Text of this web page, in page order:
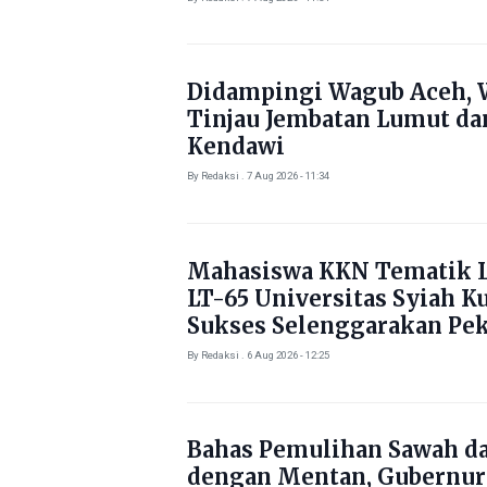
Didampingi Wagub Aceh,
Tinjau Jembatan Lumut
Kendawi
By Redaksi . 7 Aug 2026 - 11:34
Mahasiswa KKN Tematik
LT-65 Universitas Syiah
Sukses Selenggarakan
Literasi di Gampong
By Redaksi . 6 Aug 2026 - 12:25
Bahas Pemulihan Sawah
dengan Mentan,